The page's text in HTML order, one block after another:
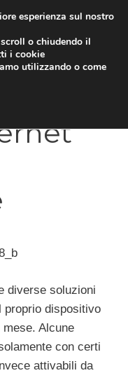
diverse soluzioni
proprio dispositivo
Alcune
con certi
attivabili da
esperienza sul nostro
o chiudendo il
i cookie
utilizzando o come